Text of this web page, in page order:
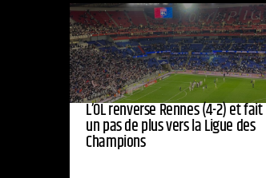
L’OL renverse Rennes (4-2) et fait
un pas de plus vers la Ligue des
Champions